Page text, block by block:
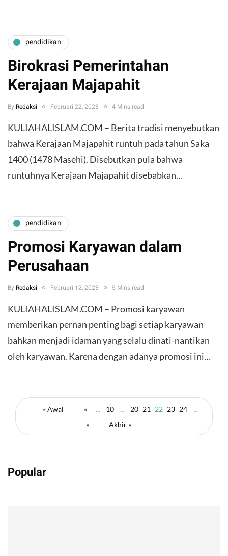
pendidikan
Birokrasi Pemerintahan
Kerajaan Majapahit
By Redaksi Februari 22, 2023 4 Mins read
KULIAHALISLAM.COM – Berita tradisi menyebutkan
bahwa Kerajaan Majapahit runtuh pada tahun Saka
1400 (1478 Masehi). Disebutkan pula bahwa
runtuhnya Kerajaan Majapahit disebabkan…
pendidikan
Promosi Karyawan dalam
Perusahaan
By Redaksi Februari 12, 2023 5 Mins read
KULIAHALISLAM.COM – Promosi karyawan
memberikan pernan penting bagi setiap karyawan
bahkan menjadi idaman yang selalu dinati-nantikan
oleh karyawan. Karena dengan adanya promosi ini…
« Awal « ... 10 ... 20 21 22 23 24
...
»
Akhir »
Popular